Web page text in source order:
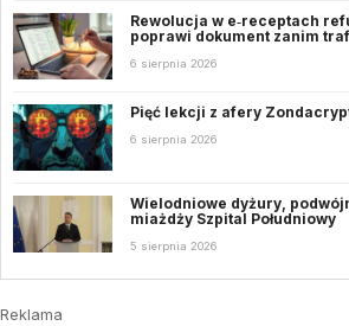
Rewolucja w e‑receptach
poprawi dokument zanim
6 sierpnia 2026
Pięć lekcji z afery
6 sierpnia 2026
Wielodniowe dyżury,
miażdży Szpital Południowy
5 sierpnia 2026
Reklama